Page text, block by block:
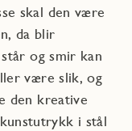
skal den være
da blir
og smir kan
være slik, og
den kreative
i stål